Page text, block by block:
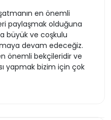
en önemli
paylaşmak olduğuna
büyük ve coşkulu
devam edeceğiz.
önemli bekçileridir ve
yapmak bizim için çok